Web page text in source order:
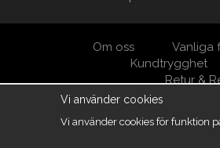
Om oss Vanliga
Kundtrygghet
Retur &
Vi använder cookies
Vi använder cookies för funktion